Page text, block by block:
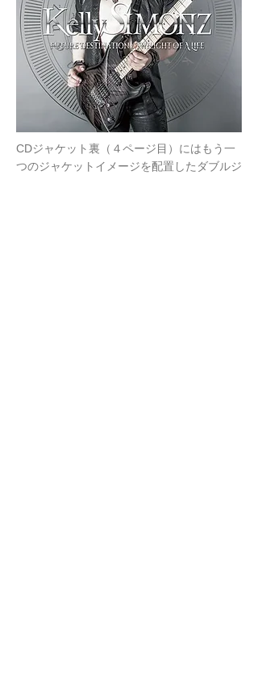
CDジャケット裏（４ページ目）にはもう一
つのジャケットイメージを配置したダブルジ